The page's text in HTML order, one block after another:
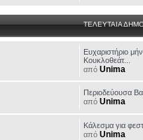
ΤΕΛΕΥΤΑΙΑ
Eυχαριστήριο
Κουκλοθεάτ...
από Unima
Περιοδεύουσα
από Unima
Κάλεσμα για
από Unima